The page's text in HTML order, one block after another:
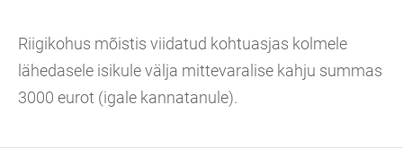
Riigikohus mõistis viidatud kohtuasjas kolmele
lähedasele isikule välja mittevaralise kahju summas
3000 eurot (igale kannatanule).